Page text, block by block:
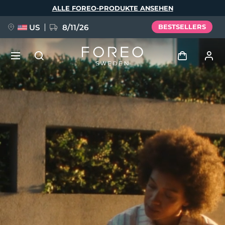
ALLE FOREO-PRODUKTE ANSEHEN
US 8/11/26 BESTSELLERS
Anmelden
Meine Geräte
Meine Bestellungen
Meine Adressen
Meine Abonnements
NEU
FAQ™ Pure Beauty-Tech Elixir
issa™ Teeth Whitening Set
Sprache
Deutsch
Español
Français
Italiano
Português
Svenska
Русский
Türkçe
简体中文 繁體中文